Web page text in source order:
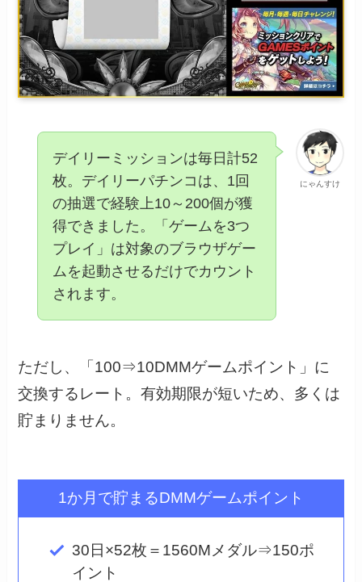
にゃんすけ
デイリーミッションは毎日計52
枚。デイリーパチンコは、1回
の抽選で経験上10～200個が獲
得できました。「ゲームを3つ
プレイ」は対象のブラウザゲー
ムを起動させるだけでカウント
されます。
ただし、「100⇒10DMMゲームポイント」に
交換するレート。有効期限が短いため、多くは
貯まりません。
1か月で貯まるDMMゲームポイント
30日×52枚＝1560Mメダル⇒150ポ
イント